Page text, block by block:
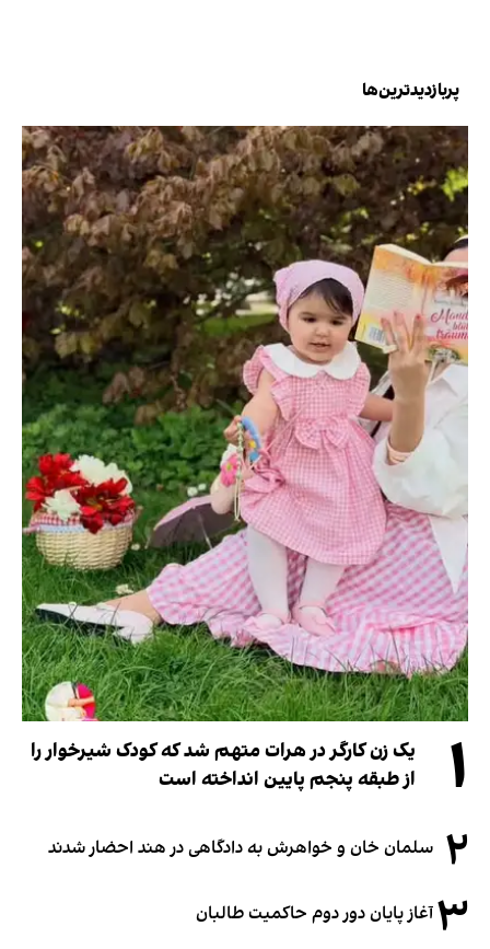
پربازدیدترین‌ها
۱
یک زن کارگر در هرات متهم شد که کودک شیرخوار را
از طبقه پنجم پایین انداخته است
۲ سلمان خان و خواهرش به دادگاهی در هند احضار شدند
۳آغاز پایان دور دوم حاکمیت طالبان